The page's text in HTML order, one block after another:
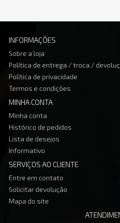
INFORMAÇÕES
Sobre a loja
Política de entrega / troca /
Política de privacidade
Termos e condições
MINHA CONTA
Minha conta
Histórico de pedidos
Lista de desejos
Informativo
SERVIÇOS AO CLIENTE
Entre em contato
Solicitar devolução
Mapa do site